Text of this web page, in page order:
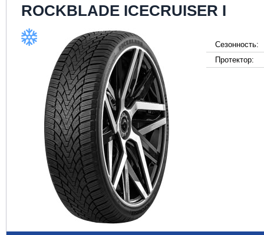
ROCKBLADE ICECRUISER I
Сезонность:
Протектор: